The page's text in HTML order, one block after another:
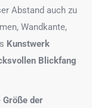
Abstand auch zu
Wandkante,
Kunstwerk
Blickfang
Größe der